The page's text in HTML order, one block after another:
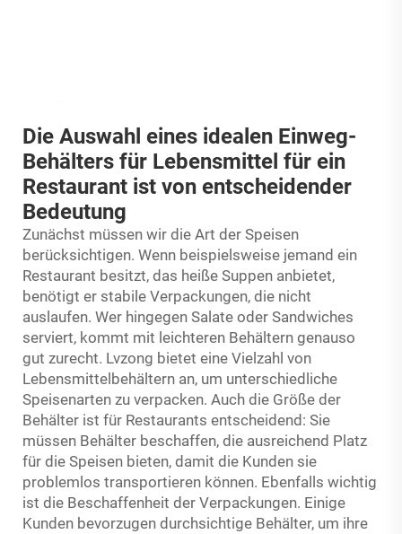
Die Auswahl eines idealen Einweg-
Behälters für Lebensmittel für ein
Restaurant ist von entscheidender
Bedeutung
Zunächst müssen wir die Art der Speisen
berücksichtigen. Wenn beispielsweise jemand ein
Restaurant besitzt, das heiße Suppen anbietet,
benötigt er stabile Verpackungen, die nicht
auslaufen. Wer hingegen Salate oder Sandwiches
serviert, kommt mit leichteren Behältern genauso
gut zurecht. Lvzong bietet eine Vielzahl von
Lebensmittelbehältern an, um unterschiedliche
Speisenarten zu verpacken. Auch die Größe der
Behälter ist für Restaurants entscheidend: Sie
müssen Behälter beschaffen, die ausreichend Platz
für die Speisen bieten, damit die Kunden sie
problemlos transportieren können. Ebenfalls wichtig
ist die Beschaffenheit der Verpackungen. Einige
Kunden bevorzugen durchsichtige Behälter, um ihre